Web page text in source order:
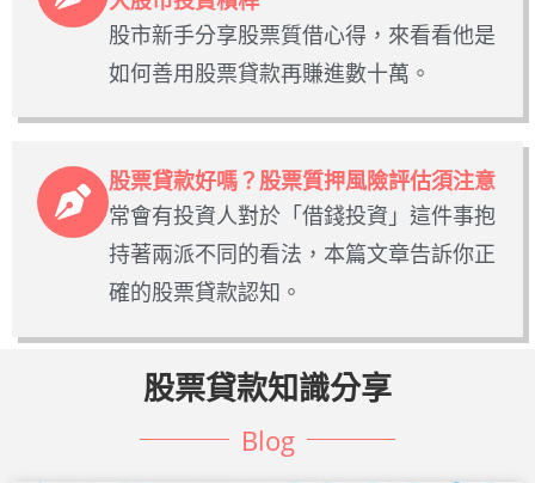
股市新手分享股票質借心得，來看看他是
如何善用股票貸款再賺進數十萬。
股票貸款好嗎？股票質押風險評估須注意
常會有投資人對於「借錢投資」這件事抱
持著兩派不同的看法，本篇文章告訴你正
確的股票貸款認知。
股票貸款知識分享
Blog